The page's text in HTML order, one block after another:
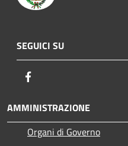
SEGUICI SU
AMMINISTRAZIONE
Organi di Governo